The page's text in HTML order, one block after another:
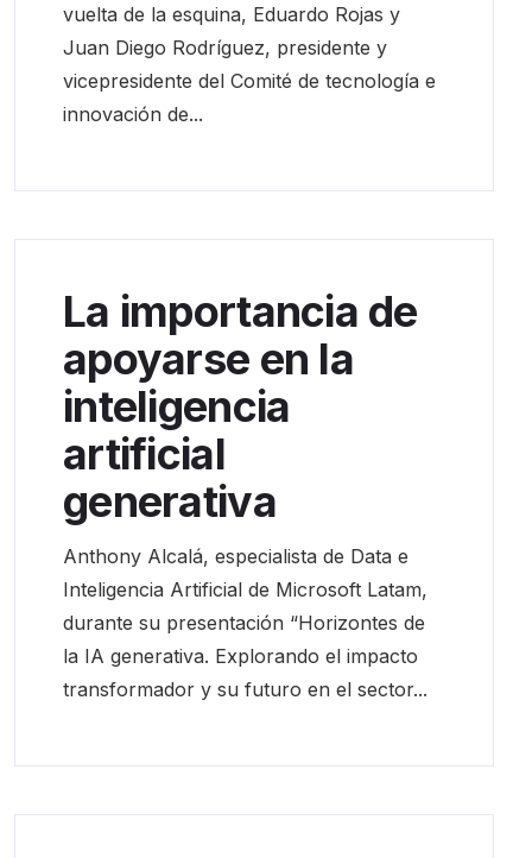
vuelta de la esquina, Eduardo Rojas y
Juan Diego Rodríguez, presidente y
vicepresidente del Comité de tecnología e
innovación de...
La importancia de
apoyarse en la
inteligencia
artificial
generativa
Anthony Alcalá, especialista de Data e
Inteligencia Artificial de Microsoft Latam,
durante su presentación “Horizontes de
la IA generativa. Explorando el impacto
transformador y su futuro en el sector...